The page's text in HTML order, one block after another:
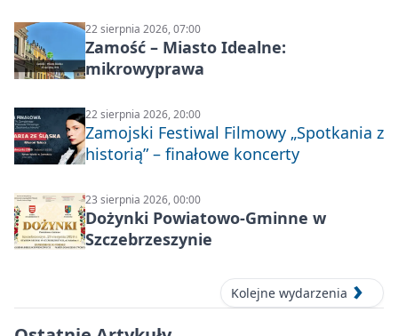
22 sierpnia 2026, 07:00
Zamość – Miasto Idealne:
mikrowyprawa
22 sierpnia 2026, 20:00
Zamojski Festiwal Filmowy „Spotkania z
historią” – finałowe koncerty
23 sierpnia 2026, 00:00
Dożynki Powiatowo-Gminne w
Szczebrzeszynie
Kolejne wydarzenia